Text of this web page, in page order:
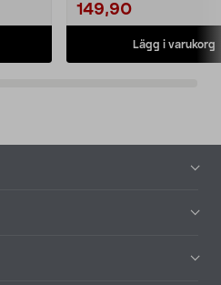
149,90
Lägg i varukorg